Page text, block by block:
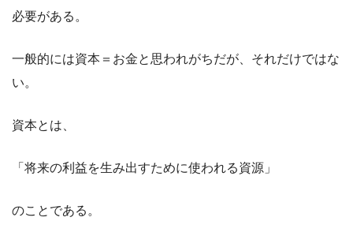
必要がある。
一般的には資本＝お金と思われがちだが、それだけではな
い。
資本とは、
「将来の利益を生み出すために使われる資源」
のことである。